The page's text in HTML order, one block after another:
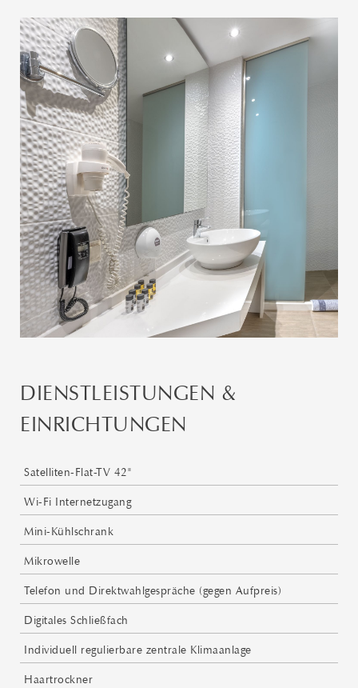
DIENSTLEISTUNGEN &
EINRICHTUNGEN
Satelliten-Flat-TV 42"
Wi-Fi Internetzugang
Mini-Kühlschrank
Mikrowelle
Telefon und Direktwahlgespräche (gegen Aufpreis)
Digitales Schließfach
Individuell regulierbare zentrale Klimaanlage
Haartrockner